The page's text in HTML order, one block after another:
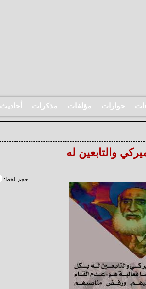
حوارات مؤلفات مذكرات أحاديث
والتابعين له
حجم الخط: